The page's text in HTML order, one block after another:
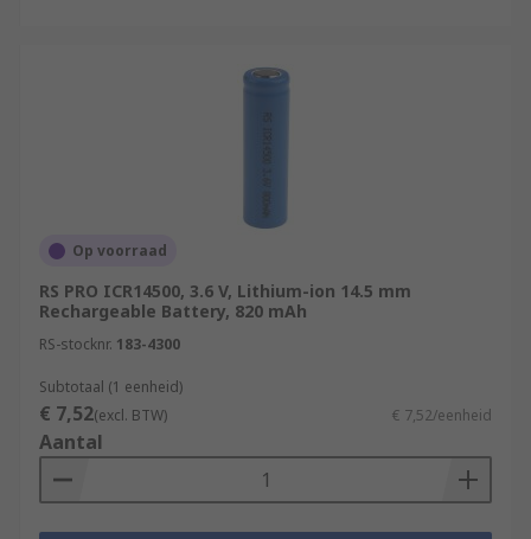
Op voorraad
RS PRO ICR14500, 3.6 V, Lithium-ion 14.5 mm
Rechargeable Battery, 820 mAh
RS-stocknr. 183-4300
Subtotaal (1 eenheid)
€ 7,52(excl. BTW) € 7,52/eenheid
Aantal